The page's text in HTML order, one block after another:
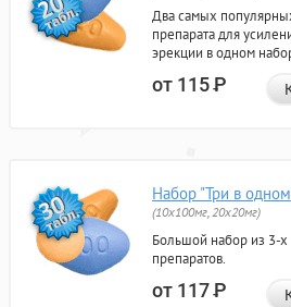
Два самых
препарата для
эрекции в одном
от 115Р
Набор "Три в
(10x100мг, 20x20мг)
Большой набор из 3-х
препаратов.
от 117Р